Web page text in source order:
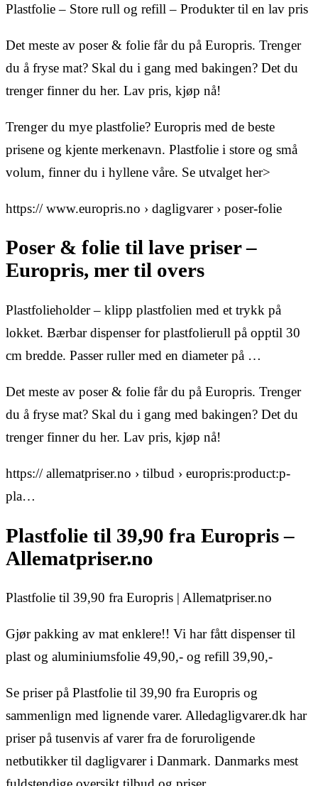
Plastfolie – Store rull og refill – Produkter til en lav pris
Det meste av poser & folie får du på Europris. Trenger
du å fryse mat? Skal du i gang med bakingen? Det du
trenger finner du her. Lav pris, kjøp nå!
Trenger du mye plastfolie? Europris med de beste
prisene og kjente merkenavn. Plastfolie i store og små
volum, finner du i hyllene våre. Se utvalget her>
https:// www.europris.no › dagligvarer › poser-folie
Poser & folie til lave priser –
Europris, mer til overs
Plastfolieholder – klipp plastfolien med et trykk på
lokket. Bærbar dispenser for plastfolierull på opptil 30
cm bredde. Passer ruller med en diameter på …
Det meste av poser & folie får du på Europris. Trenger
du å fryse mat? Skal du i gang med bakingen? Det du
trenger finner du her. Lav pris, kjøp nå!
https:// allematpriser.no › tilbud › europris:product:p-
pla…
Plastfolie til 39,90 fra Europris –
Allematpriser.no
Plastfolie til 39,90 fra Europris | Allematpriser.no
Gjør pakking av mat enklere!! Vi har fått dispenser til
plast og aluminiumsfolie 49,90,- og refill 39,90,-
Se priser på Plastfolie til 39,90 fra Europris og
sammenlign med lignende varer. Alledagligvarer.dk har
priser på tusenvis af varer fra de foruroligende
netbutikker til dagligvarer i Danmark. Danmarks mest